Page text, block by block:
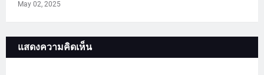
May 02, 2025
แสดงความคิดเห็น